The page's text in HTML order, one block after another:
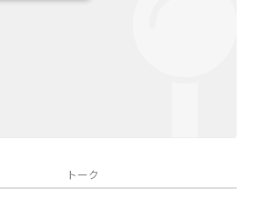
トーク